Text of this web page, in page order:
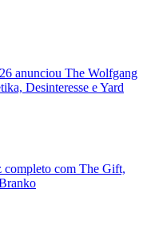
anunciou The Wolfgang
Desinteresse e Yard
completo com The Gift,